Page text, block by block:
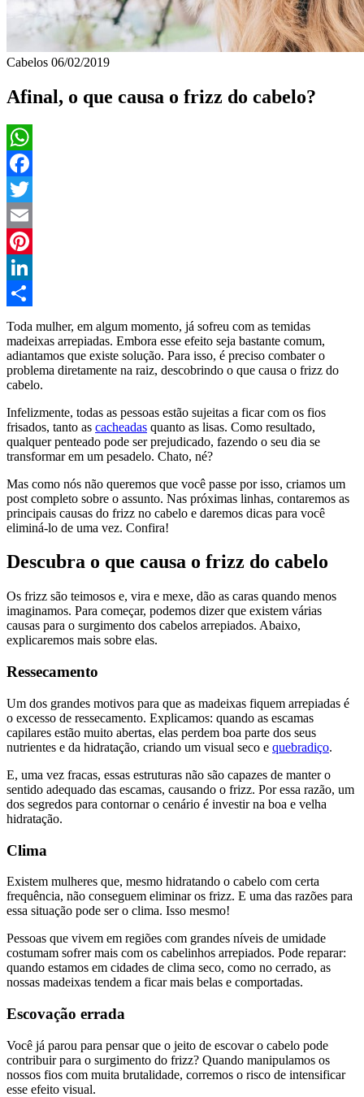
Cabelos 06/02/2019
Afinal, o que causa o frizz do cabelo?
WhatsApp
Facebook
Twitter
Email
Pinterest
LinkedIn
Compartilhar
Toda mulher, em algum momento, já sofreu com as temidas
madeixas arrepiadas. Embora esse efeito seja bastante comum,
adiantamos que existe solução. Para isso, é preciso combater o
problema diretamente na raiz, descobrindo o que causa o frizz do
cabelo.
Infelizmente, todas as pessoas estão sujeitas a ficar com os fios
frisados, tanto as cacheadas quanto as lisas. Como resultado,
qualquer penteado pode ser prejudicado, fazendo o seu dia se
transformar em um pesadelo. Chato, né?
Mas como nós não queremos que você passe por isso, criamos um
post completo sobre o assunto. Nas próximas linhas, contaremos as
principais causas do frizz no cabelo e daremos dicas para você
eliminá-lo de uma vez. Confira!
Descubra o que causa o frizz do cabelo
Os frizz são teimosos e, vira e mexe, dão as caras quando menos
imaginamos. Para começar, podemos dizer que existem várias
causas para o surgimento dos cabelos arrepiados. Abaixo,
explicaremos mais sobre elas.
Ressecamento
Um dos grandes motivos para que as madeixas fiquem arrepiadas é
o excesso de ressecamento. Explicamos: quando as escamas
capilares estão muito abertas, elas perdem boa parte dos seus
nutrientes e da hidratação, criando um visual seco e quebradiço.
E, uma vez fracas, essas estruturas não são capazes de manter o
sentido adequado das escamas, causando o frizz. Por essa razão, um
dos segredos para contornar o cenário é investir na boa e velha
hidratação.
Clima
Existem mulheres que, mesmo hidratando o cabelo com certa
frequência, não conseguem eliminar os frizz. E uma das razões para
essa situação pode ser o clima. Isso mesmo!
Pessoas que vivem em regiões com grandes níveis de umidade
costumam sofrer mais com os cabelinhos arrepiados. Pode reparar:
quando estamos em cidades de clima seco, como no cerrado, as
nossas madeixas tendem a ficar mais belas e comportadas.
Escovação errada
Você já parou para pensar que o jeito de escovar o cabelo pode
contribuir para o surgimento do frizz? Quando manipulamos os
nossos fios com muita brutalidade, corremos o risco de intensificar
esse efeito visual.